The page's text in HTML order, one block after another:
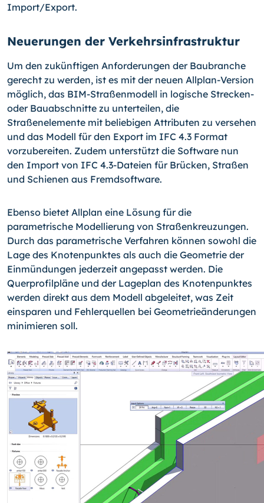
Import/Export.
Neuerungen der Verkehrsinfrastruktur
Um den zukünftigen Anforderungen der Baubranche
gerecht zu werden, ist es mit der neuen Allplan-Version
möglich, das BIM-Straßenmodell in logische Strecken-
oder Bauabschnitte zu unterteilen, die
Straßenelemente mit beliebigen Attributen zu versehen
und das Modell für den Export im IFC 4.3 Format
vorzubereiten. Zudem unterstützt die Software nun
den Import von IFC 4.3-Dateien für Brücken, Straßen
und Schienen aus Fremdsoftware.
Ebenso bietet Allplan eine Lösung für die
parametrische Modellierung von Straßenkreuzungen.
Durch das parametrische Verfahren können sowohl die
Lage des Knotenpunktes als auch die Geometrie der
Einmündungen jederzeit angepasst werden. Die
Querprofilpläne und der Lageplan des Knotenpunktes
werden direkt aus dem Modell abgeleitet, was Zeit
einsparen und Fehlerquellen bei Geometrieänderungen
minimieren soll.